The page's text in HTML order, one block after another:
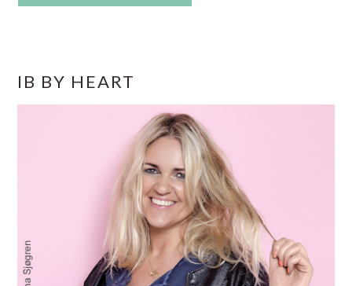
SIDEBAR
IB BY HEART